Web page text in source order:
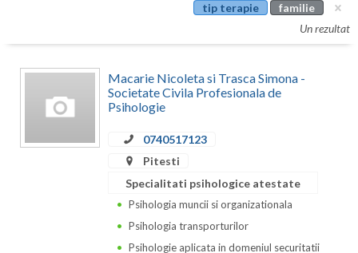
Calarasi
Constanta
tip terapie
familie
Un rezultat
Macarie Nicoleta si Trasca Simona -
Societate Civila Profesionala de
Psihologie
0740517123
Pitesti
Specialitati psihologice atestate
Psihologia muncii si organizationala
Psihologia transporturilor
Psihologie aplicata in domeniul securitatii